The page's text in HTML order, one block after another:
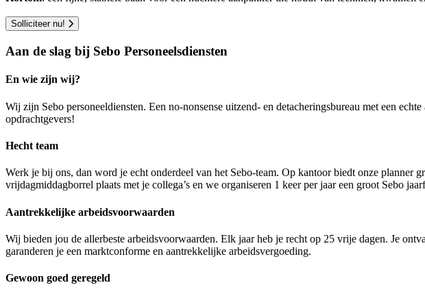
Solliciteer nu!
Aan de slag bij Sebo Personeelsdiensten
En wie zijn wij?
Wij zijn Sebo personeeldiensten. Een no-nonsense uitzend- en detacheringsbureau met een
opdrachtgevers!
Hecht team
Werk je bij ons, dan word je echt onderdeel van het Sebo-team. Op kantoor biedt onze planner
vrijdagmiddagborrel plaats met je collega’s en we organiseren 1 keer per jaar een groot Sebo
Aantrekkelijke arbeidsvoorwaarden
Wij bieden jou de allerbeste arbeidsvoorwaarden. Elk jaar heb je recht op 25 vrije dagen. Je
garanderen je een marktconforme en aantrekkelijke arbeidsvergoeding.
Gewoon goed geregeld